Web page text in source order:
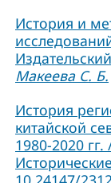
История и
Макеева С. Б.
История
китайской
1980-2020